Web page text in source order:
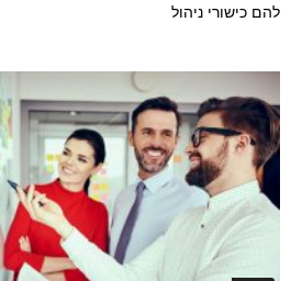
להם כישורי ניהול